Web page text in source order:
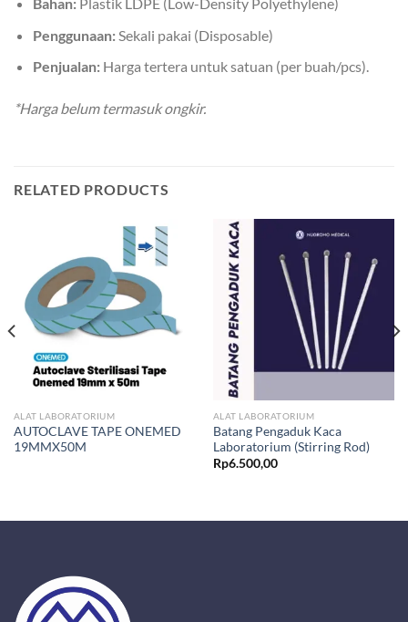
Penggunaan:Sekali pakai (Disposable)
Penjualan:Harga tertera untuk satuan (per buah/pcs).
*Harga belum termasuk ongkir.
RELATED PRODUCTS
ALAT LABORATORIUM
AUTOCLAVE TAPE ONEMED
19MMX50M
ALAT LABORATORIUM
Batang Pengaduk Kaca
Laboratorium (Stirring Rod)
Rp6.500,00